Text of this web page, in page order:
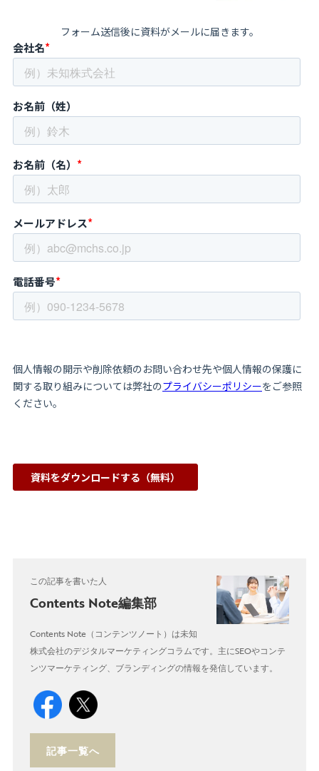
この記事を書いた人
Contents Note編集部
Contents Note（コンテンツノート）は未知
株式会社のデジタルマーケティングコラムです。主にSEOやコンテ
ンツマーケティング、ブランディングの情報を発信しています。
記事一覧へ